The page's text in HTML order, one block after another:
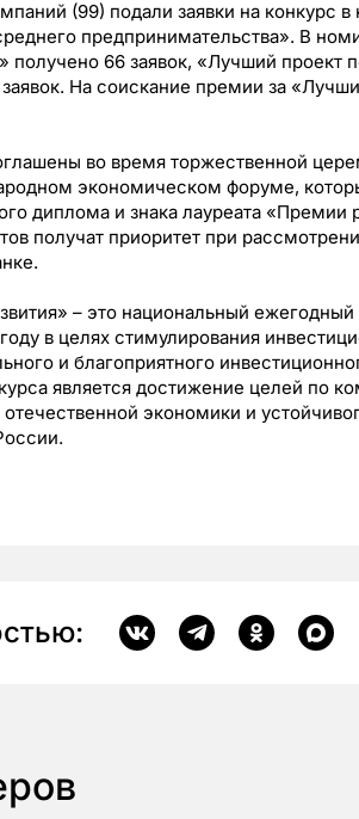
(99) подали заявки на конкурс
предпринимательства». В
получено 66 заявок, «Лучший проект
На соискание премии за
во время торжественной
экономическом форуме,
диплома и знака лауреата «Премии
получат приоритет при
– это национальный
в целях стимулирования
и благоприятного
является достижение целей по
экономики и